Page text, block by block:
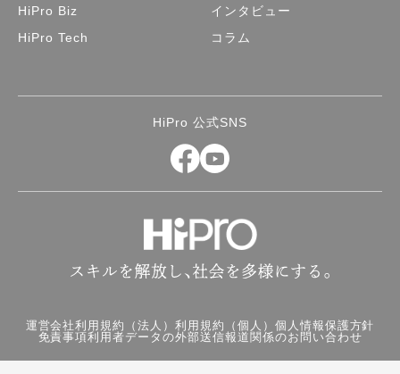
HiPro 公式SNS
HiPro Biz
HiPro Tech
インタビュー
コラム
運営会社利用規約（法人）利用規約（個人） 個人情報保護方針
免責事項利用者データの外部送信報道関係のお問い合わせ